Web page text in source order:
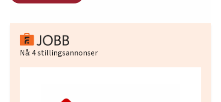
Nå:4stillingsannonser